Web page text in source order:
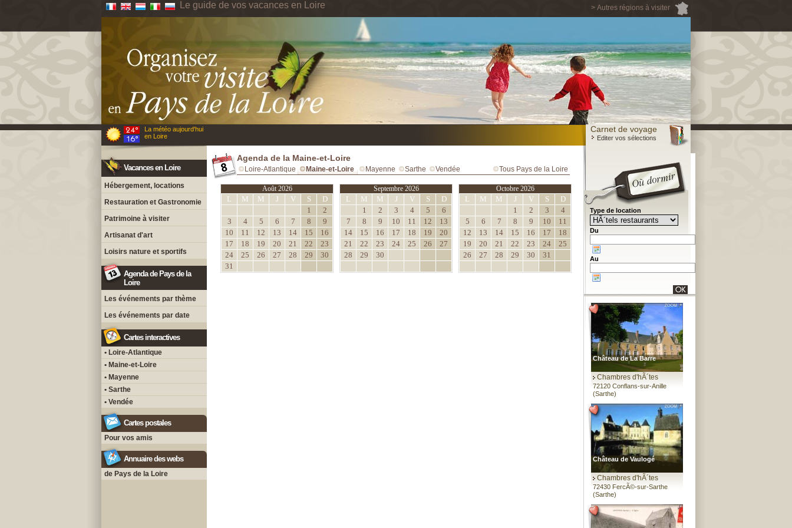
> Autres régions à visiter
Le guide de vos vacances en Loire
La météo aujourd'hui
en Loire
Carnet de voyage
Editer vos sélections
Vacances en Loire
Hébergement, locations
Restauration et Gastronomie
Patrimoine à visiter
Artisanat d'art
Loisirs nature et sportifs
Agenda de Pays de la
Loire
Les événements par thème
Les événements par date
Cartes interactives
• Loire-Atlantique
• Maine-et-Loire
• Mayenne
• Sarthe
• Vendée
Cartes postales
Pour vos amis
Annuaire des webs
de Pays de la Loire
Agenda de la Maine-et-Loire
Loire-Atlantique Maine-et-Loire Mayenne Sarthe Vendée Tous Pays de la Loire
Août 2026
L M M J V S
D
1
2
3
4 5 6 7 8
9
10
11 12 13 14 15
16
17
18 19 20 21 22
23
24
25 26 27 28 29
30
31
Septembre 2026
L M M J V S
D
1
2 3 4 5
6
7
8 9 10 11 12
13
14
15 16 17 18 19
20
21
22 23 24 25 26
27
28
29 30
Octobre 2026
L M M J V S
D
1
2 3
4
5
6 7 8 9 10
11
12
13 14 15 16 17
18
19
20 21 22 23 24
25
26
27 28 29 30 31
Type de location
Du
Au
Château de La Barre
Chambres d'hÃ´tes
72120 Conflans-sur-Anille
(Sarthe)
Château de Vaulogé
Chambres d'hÃ´tes
72430 FercÃ©-sur-Sarthe
(Sarthe)